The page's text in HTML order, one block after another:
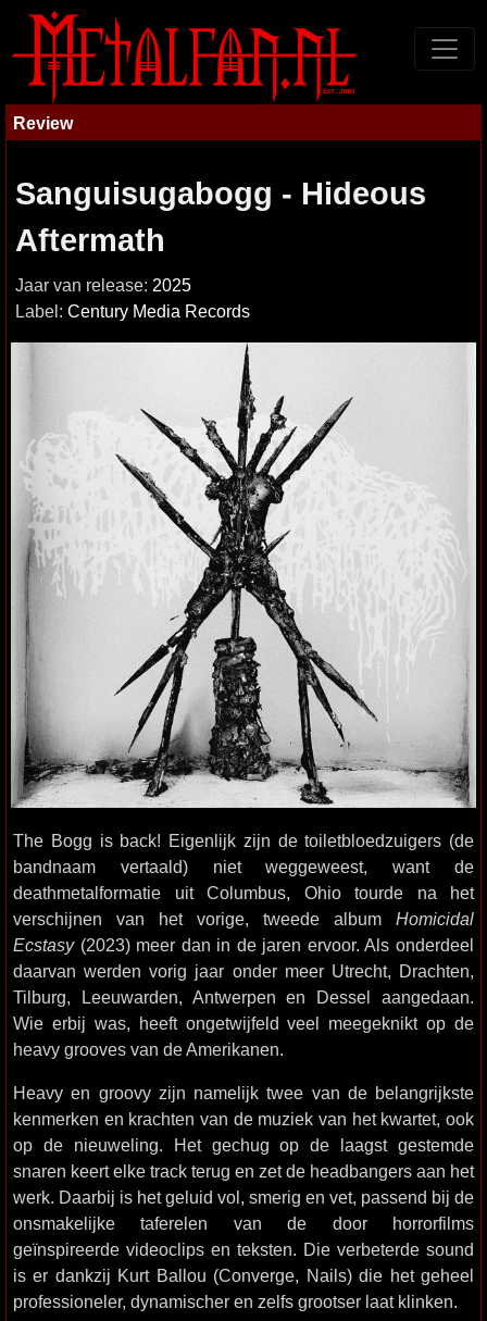
Review
Sanguisugabogg - Hideous
Aftermath
Jaar van release: 2025
Label: Century Media Records
The Bogg is back! Eigenlijk zijn de toiletbloedzuigers (de
bandnaam vertaald) niet weggeweest, want de
deathmetalformatie uit Columbus, Ohio tourde na het
verschijnen van het vorige, tweede album Homicidal
Ecstasy(2023) meer dan in de jaren ervoor. Als onderdeel
daarvan werden vorig jaar onder meer Utrecht, Drachten,
Tilburg, Leeuwarden, Antwerpen en Dessel aangedaan.
Wie erbij was, heeft ongetwijfeld veel meegeknikt op de
heavy grooves van de Amerikanen.
Heavy en groovy zijn namelijk twee van de belangrijkste
kenmerken en krachten van de muziek van het kwartet, ook
op de nieuweling. Het gechug op de laagst gestemde
snaren keert elke track terug en zet de headbangers aan het
werk. Daarbij is het geluid vol, smerig en vet, passend bij de
onsmakelijke taferelen van de door horrorfilms
geïnspireerde videoclips en teksten. Die verbeterde sound
is er dankzij Kurt Ballou (Converge, Nails) die het geheel
professioneler, dynamischer en zelfs grootser laat klinken.